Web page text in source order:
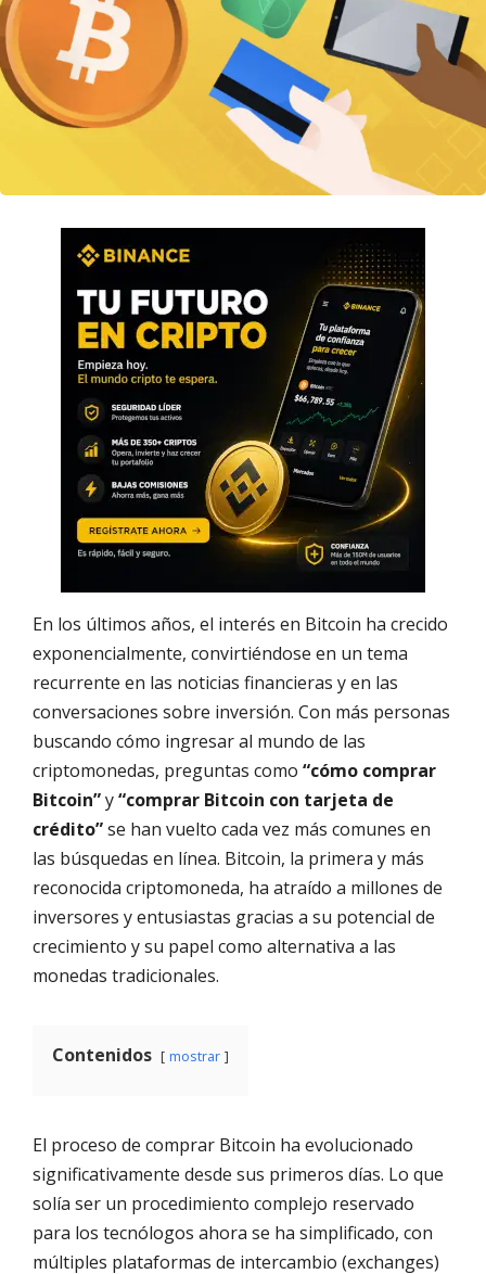
En los últimos años, el interés en Bitcoin ha crecido
exponencialmente, convirtiéndose en un tema
recurrente en las noticias financieras y en las
conversaciones sobre inversión. Con más personas
buscando cómo ingresar al mundo de las
criptomonedas, preguntas como “cómo comprar
Bitcoin”y“comprar Bitcoin con tarjeta de
crédito”se han vuelto cada vez más comunes en
las búsquedas en línea. Bitcoin, la primera y más
reconocida criptomoneda, ha atraído a millones de
inversores y entusiastas gracias a su potencial de
crecimiento y su papel como alternativa a las
monedas tradicionales.
Contenidos mostrar
El proceso de comprar Bitcoin ha evolucionado
significativamente desde sus primeros días. Lo que
solía ser un procedimiento complejo reservado
para los tecnólogos ahora se ha simplificado, con
múltiples plataformas de intercambio (exchanges)